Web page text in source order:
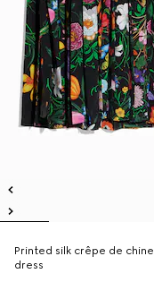
Printed silk crêpe de chine
dress